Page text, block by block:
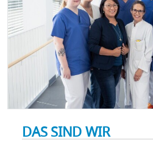
DAS SIND WIR